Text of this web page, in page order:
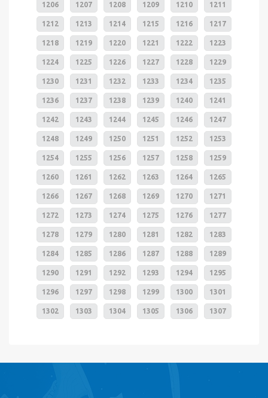
1206 1207 1208 1209 1210 1211
1212 1213 1214 1215 1216 1217
1218 1219 1220 1221 1222 1223
1224 1225 1226 1227 1228 1229
1230 1231 1232 1233 1234 1235
1236 1237 1238 1239 1240 1241
1242 1243 1244 1245 1246 1247
1248 1249 1250 1251 1252 1253
1254 1255 1256 1257 1258 1259
1260 1261 1262 1263 1264 1265
1266 1267 1268 1269 1270 1271
1272 1273 1274 1275 1276 1277
1278 1279 1280 1281 1282 1283
1284 1285 1286 1287 1288 1289
1290 1291 1292 1293 1294 1295
1296 1297 1298 1299 1300 1301
1302 1303 1304 1305 1306 1307